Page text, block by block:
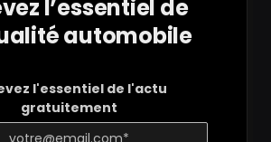
l’essentiel de
automobile
l'essentiel de l'actu
gratuitement